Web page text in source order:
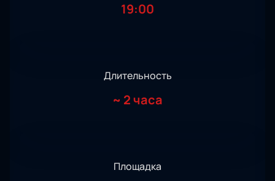
19:00
Длительность
~ 2 часа
Площадка